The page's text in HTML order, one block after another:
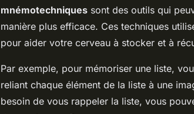
mnémotechniques sont des outils qui
manière plus efficace. Ces techniques
pour aider votre cerveau à stocker et à
Par exemple, pour mémoriser une liste,
reliant chaque élément de la liste à une
besoin de vous rappeler la liste, vous